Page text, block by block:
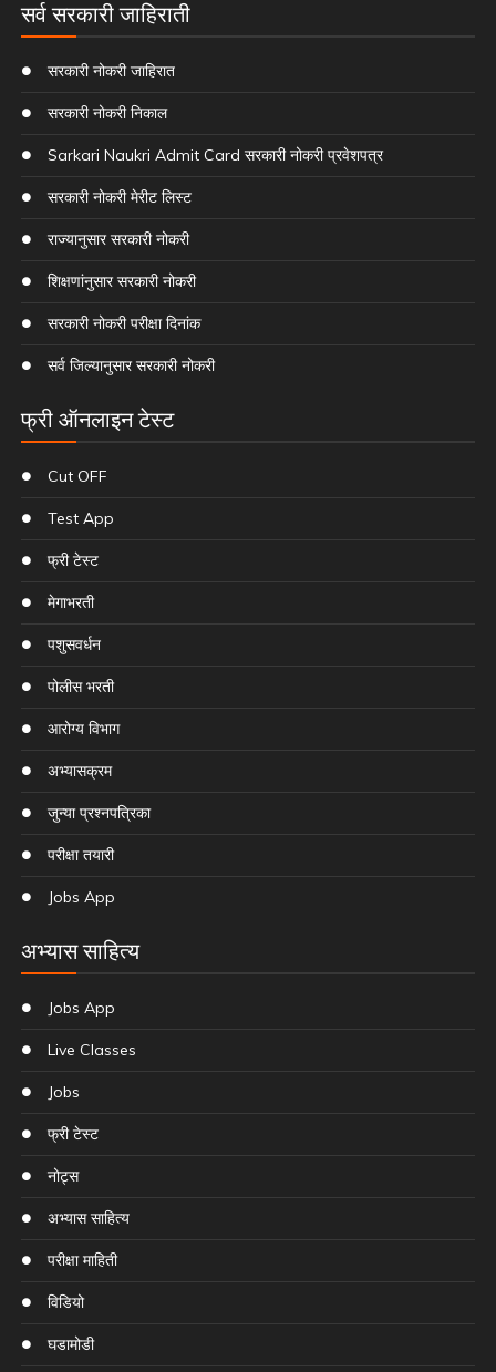
सर्व सरकारी जाहिराती
सरकारी नोकरी जाहिरात
सरकारी नोकरी निकाल
Sarkari Naukri Admit Card सरकारी नोकरी प्रवेशपत्र
सरकारी नोकरी मेरीट लिस्ट
राज्यानुसार सरकारी नोकरी
शिक्षणांनुसार सरकारी नोकरी
सरकारी नोकरी परीक्षा दिनांक
सर्व जिल्यानुसार सरकारी नोकरी
फ्री ऑनलाइन टेस्ट
Cut OFF
Test App
फ्री टेस्ट
मेगाभरती
पशुसवर्धन
पोलीस भरती
आरोग्य विभाग
अभ्यासक्रम
जुन्या प्रश्नपत्रिका
परीक्षा तयारी
Jobs App
अभ्यास साहित्य
Jobs App
Live Classes
Jobs
फ्री टेस्ट
नोट्स
अभ्यास साहित्य
परीक्षा माहिती
विडियो
घडामोडी